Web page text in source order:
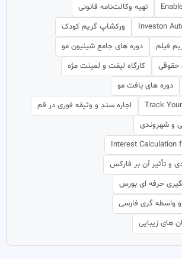
تهیه وکالت‌نامه قانونی
Investon
ورکشاپ گریم کودک
فیلم
دوره های جامع شینیون مو
حقوقی
کارگاه لیفت و لمینت مژه
دوره های بافت مو
Track
اجاره سند و وثیقه فوری در قم
و شهروندی
Interest Calculation
و تأثیر آن بر فارکس
حرفه ای بورس
واسطه گری فارسی
های زیبایی